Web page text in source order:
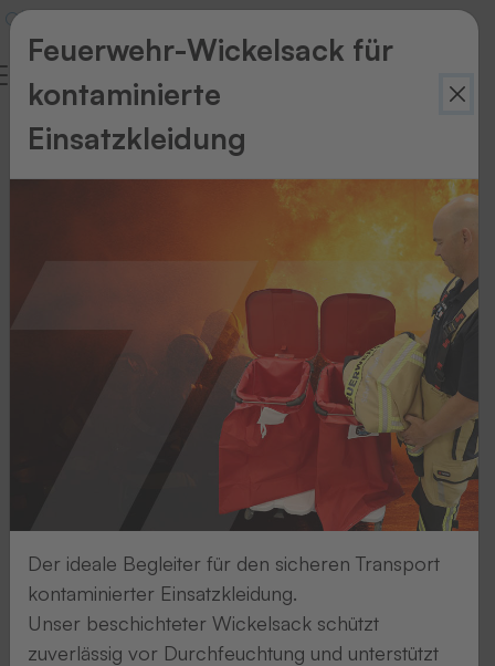
Zurück
Feuerwehr-Wickelsack für
kontaminierte
Einsatzkleidung
Der ideale Begleiter für den sicheren Transport
kontaminierter Einsatzkleidung.
Unser beschichteter Wickelsack schützt
zuverlässig vor Durchfeuchtung und unterstützt